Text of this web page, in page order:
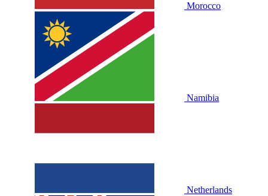
Morocco
Namibia
Netherlands